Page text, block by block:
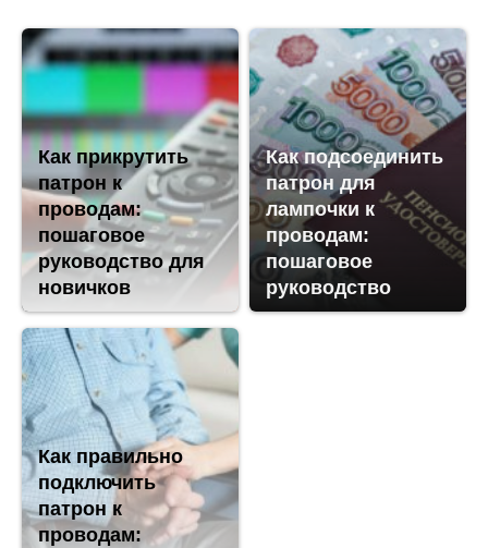
Как прикрутить
патрон к
проводам:
пошаговое
руководство для
новичков
Как подсоединить
патрон для
лампочки к
проводам:
пошаговое
руководство
Как правильно
подключить
патрон к
проводам: